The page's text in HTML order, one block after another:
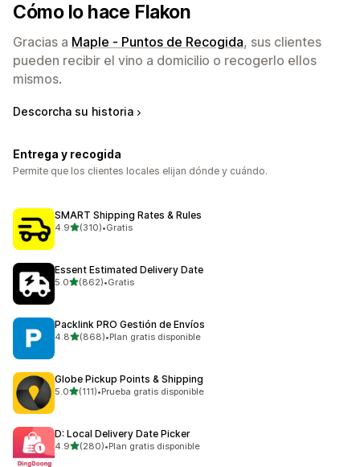
Cómo lo hace Flakon
Gracias a Maple ‑ Puntos de Recogida, sus clientes
pueden recibir el vino a domicilio o recogerlo ellos
mismos.
Descorcha su historia
Entrega y recogida
Permite que los clientes locales elijan dónde y cuándo.
SMART Shipping Rates & Rules
4.9de 5 estrellas
(310)
310 reseñas en total
•Gratis
Essent Estimated Delivery Date
5.0de 5 estrellas
(862)
862 reseñas en total
•Gratis
Packlink PRO Gestión de Envíos
4.8de 5 estrellas
(868)
868 reseñas en total
•Plan gratis disponible
Globe Pickup Points & Shipping
5.0de 5 estrellas
(111)
111 reseñas en total
•Prueba gratis disponible
D: Local Delivery Date Picker
4.9de 5 estrellas
(280)
280 reseñas en total
•Plan gratis disponible